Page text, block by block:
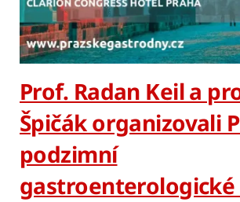
Prof. Radan Keil a
Špičák organizovali
podzimní
gastroenterologické